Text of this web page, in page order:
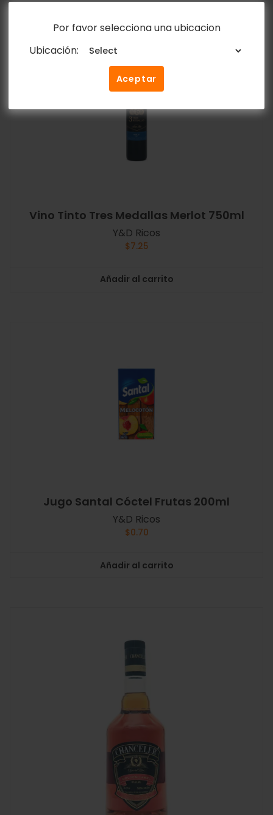
Por favor selecciona una ubicacion
Ubicación:
Aceptar
Vino Tinto Tres Medallas Merlot 750ml
Y&D Ricos
$7.25
Añadir al carrito
Jugo Santal Cóctel Frutas 200ml
Y&D Ricos
$0.70
Añadir al carrito